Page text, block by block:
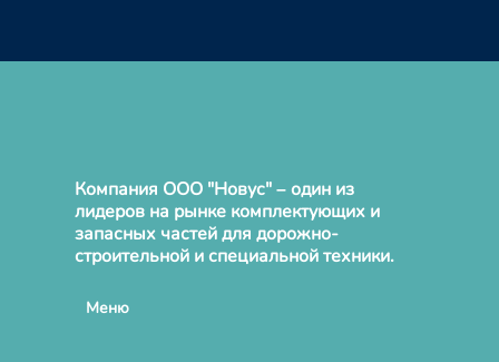
Компания ООО "Новус" – один из
лидеров на рынке комплектующих и
запасных частей для дорожно-
строительной и специальной техники.
Меню